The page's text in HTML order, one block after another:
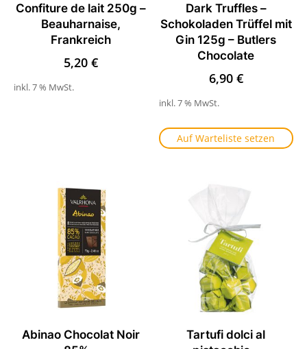
Confiture de lait 250g –
Beauharnaise,
Frankreich
5,20 €
inkl. 7 % MwSt.
Dark Truffles –
Schokoladen Trüffel mit
Gin 125g – Butlers
Chocolate
6,90 €
inkl. 7 % MwSt.
Auf Warteliste setzen
Abinao Chocolat Noir
Tartufi dolci al